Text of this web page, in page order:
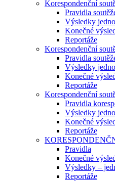
Korespondenční
Pravidla
Výsledky
Konečné
Reportáže
Korespondenční
Pravidla
Výsledky
Konečné
Reportáže
Korespondenční
Pravidla
Výsledky
Konečné
Reportáže
Pravidla
Konečné
Výsledky –
Reportáže